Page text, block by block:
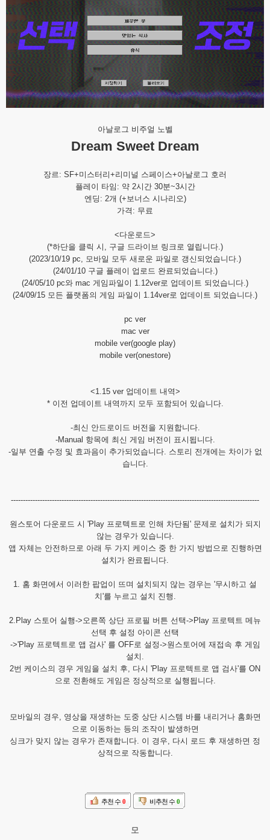
아날로그 비주얼 노벨
Dream Sweet Dream
장르: SF+미스터리+리미널 스페이스+아날로그 호러
플레이 타임: 약 2시간 30분~3시간
엔딩: 2개 (+보너스 시나리오)
가격: 무료
<다운로드>
(*하단을 클릭 시, 구글 드라이브 링크로 열립니다.)
(2023/10/19 pc, 모바일 모두 새로운 파일로 갱신되었습니다.)
(24/01/10 구글 플레이 업로드 완료되었습니다.)
(24/05/10 pc와 mac 게임파일이 1.12ver로 업데이트 되었습니다.)
(24/09/15 모든 플랫폼의 게임 파일이 1.14ver로 업데이트 되었습니다.)
pc ver
mac ver
mobile ver(google play)
mobile ver(onestore)
<1.15 ver 업데이트 내역>
* 이전 업데이트 내역까지 모두 포함되어 있습니다.
-최신 안드로이드 버전을 지원합니다.
-Manual 항목에 최신 게임 버전이 표시됩니다.
-일부 연출 수정 및 효과음이 추가되었습니다. 스토리 전개에는 차이가 없
습니다.
-------------------------------------------------------------------------------------------------------
원스토어 다운로드 시 'Play 프로텍트로 인해 차단됨' 문제로 설치가 되지
않는 경우가 있습니다.
앱 자체는 안전하므로 아래 두 가지 케이스 중 한 가지 방법으로 진행하면
설치가 완료됩니다.
1. 홈 화면에서 이러한 팝업이 뜨며 설치되지 않는 경우는 '무시하고 설
치'를 누르고 설치 진행.
2.Play 스토어 실행->오른쪽 상단 프로필 버튼 선택->Play 프로텍트 메뉴
선택 후 설정 아이콘 선택
->'Play 프로텍트로 앱 검사' 를 OFF로 설정->원스토어에 재접속 후 게임
설치.
2번 케이스의 경우 게임을 설치 후, 다시 'Play 프로텍트로 앱 검사'를 ON
으로 전환해도 게임은 정상적으로 실행됩니다.
모바일의 경우, 영상을 재생하는 도중 상단 시스템 바를 내리거나 홈화면
으로 이동하는 등의 조작이 발생하면
싱크가 맞지 않는 경우가 존재합니다. 이 경우, 다시 로드 후 재생하면 정
상적으로 작동합니다.
추천 수 0 비추천 수 0
모